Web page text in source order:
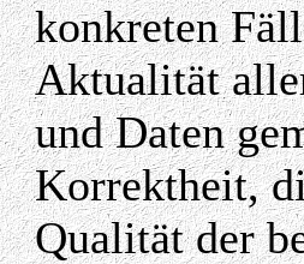
konkreten
Aktualität
und Daten
Korrektheit,
Qualität der